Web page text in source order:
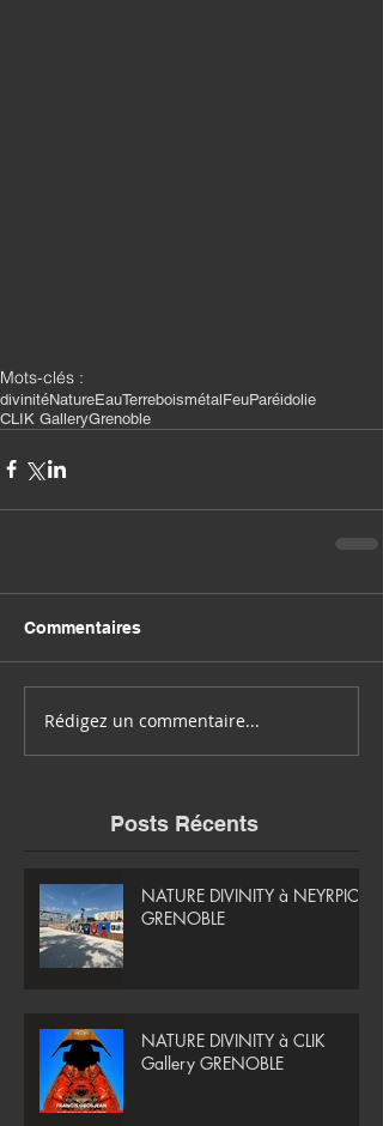
Mots-clés :
divinitéNatureEauTerreboismétalFeuParéidolie
CLIK GalleryGrenoble
Commentaires
Rédigez un commentaire...
Posts Récents
NATURE DIVINITY à NEYRPIC -
GRENOBLE
NATURE DIVINITY à CLIK
Gallery GRENOBLE